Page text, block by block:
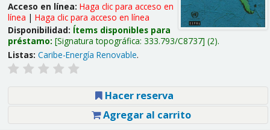
Acceso en línea: Haga clic para acceso en
línea | Haga clic para acceso en línea
Disponibilidad: Ítems disponibles para
préstamo: Signatura topográfica: 333.793/C8737 (2).
Listas: Caribe-Energía Renovable.
Hacer reserva
Agregar al carrito